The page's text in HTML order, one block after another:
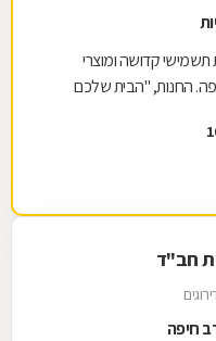
קדושה ומוצרי
החנות, "הבית שלכם
חב"ד